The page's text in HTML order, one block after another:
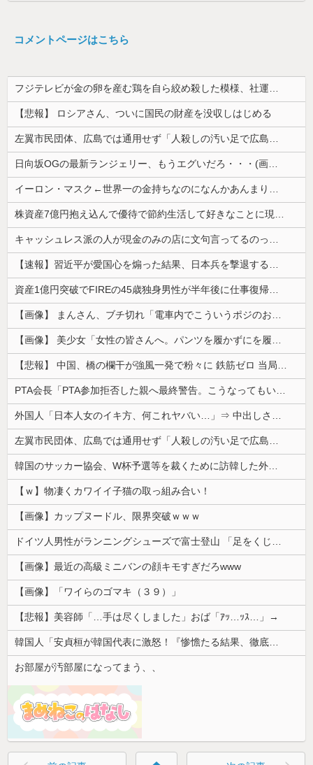
コメントページはこちら
フジテレビが金の卵を産む鶏を自ら絞め殺した模様、社運を賭けたドル箱コンテンツが御蔵入りになってしまい……
【悲報】 ロシアさん、ついに国民の財産を没収しはじめる
左翼市民団体、広島では通用せず「人殺しの汚い足で広島の土を踏むな！」→広島県民「お前らの方が汚いんじゃ！」「ワシらが広島県民じゃ」
日向坂OGの最新ランジェリー、もうエグいだろ・・・(画像どーん)
イーロン・マスク←世界一の金持ちなのになんかあんまり「羨ましい」と感じない理由
株資産7億円抱え込んで優待で節約生活して好きなことに現金使わないまま死んでく人の最後の言葉
キャッシュレス派の人が現金のみの店に文句言ってるのってどう思う？
【速報】習近平が愛国心を煽った結果、日本兵を撃退する「抗日テーマパーク」が各地で人気 1000人超が軍服姿で一斉突撃！
資産1億円突破でFIREの45歳独身男性が半年後に仕事復帰を決意した「1通の通知」
【画像】 まんさん、ブチ切れ「電車内でこういうポジのおじ、ガチでイラネ」→
【画像】 美少女「女性の皆さんへ。パンツを履かずにを履いてみてください」
【悲報】 中国、橋の欄干が強風一発で粉々に 鉄筋ゼロ 当局「接着剤でくっつけただけ」「正常で、品質問題はない」
PTA会長「PTA参加拒否した親へ最終警告。こうなってもいい？」
外国人「日本人女のイキ方、何これヤバい…」⇒ 中出しされ痙攣する姿が海外で話題に
左翼市民団体、広島では通用せず「人殺しの汚い足で広島の土を踏むな！」→広島県民「お前らの方が汚いんじゃ！」「ワシらが広島県民じゃ」
韓国のサッカー協会、W杯予選等を裁くために訪韓した外国人審判を「性接待」していた……大して強くもないチームが潤沢な予算を持ってりゃそうなるわな
【ｗ】物凄くカワイイ子猫の取っ組み合い！
【画像】カップヌードル、限界突破ｗｗｗ
ドイツ人男性がランニングシューズで富士登山 「足をくじいて動けない」
【画像】最近の高級ミニバンの顔キモすぎだろwww
【画像】「ワイらのゴマキ（３９）」
【悲報】美容師「…手は尽くしました」おば「ｱｯ…ｯｽ…」→
韓国人「安貞桓が韓国代表に激怒！『惨憺たる結果、徹底的な刷新が必要だ』と監督や協会を痛烈批判」
お部屋が汚部屋になってまう、、